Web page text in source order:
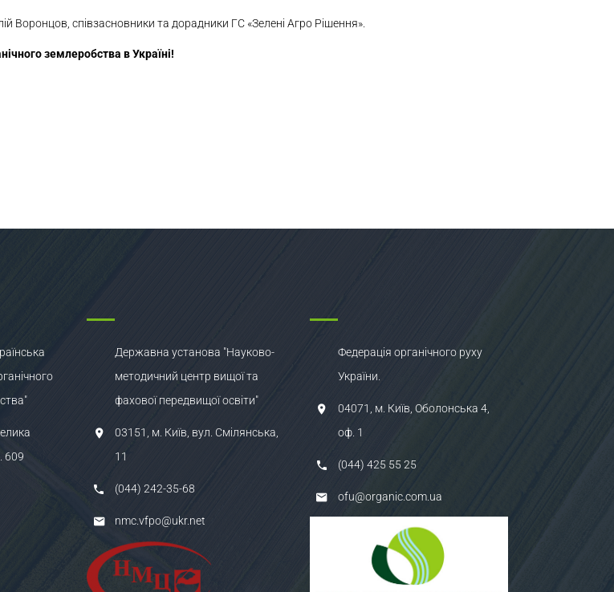
Воронцов, співзасновники та дорадники ГС «Зелені Агро Рішення».
землеробства в Україні!
609
Державна установа "Науково-
методичний центр вищої та
фахової передвищої освіти"
03151, м. Київ, вул. Смілянська,
11
(044) 242-35-68
nmc.vfpo@ukr.net
Федерація органічного руху
України.
04071, м. Київ, Оболонська 4,
оф. 1
(044) 425 55 25
ofu@organic.com.ua